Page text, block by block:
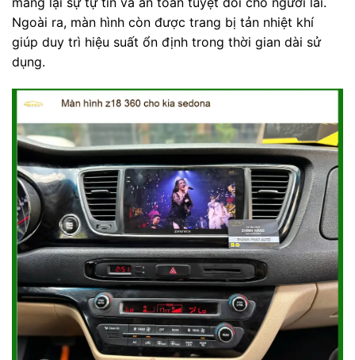
Ngoài ra, màn hình còn được trang bị tản nhiệt khí
giúp duy trì hiệu suất ổn định trong thời gian dài sử
dụng.